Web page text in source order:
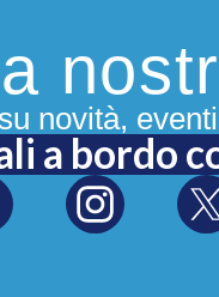
novità,
a bordo